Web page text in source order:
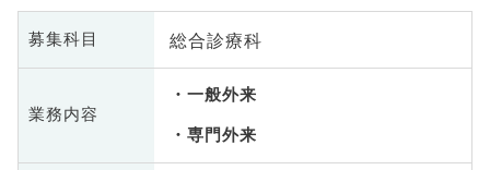
募集科目 総合診療科
業務内容
一般外来
専門外来